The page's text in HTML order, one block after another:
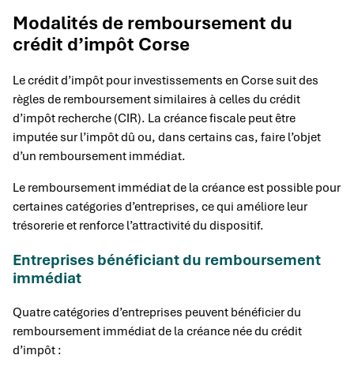
Modalités de remboursement du
crédit d’impôt Corse
Le crédit d’impôt pour investissements en Corse suit des
règles de remboursement similaires à celles du crédit
d’impôt recherche (CIR). La créance fiscale peut être
imputée sur l’impôt dû ou, dans certains cas, faire l’objet
d’un remboursement immédiat.
Le remboursement immédiat de la créance est possible pour
certaines catégories d’entreprises, ce qui améliore leur
trésorerie et renforce l’attractivité du dispositif.
Entreprises bénéficiant du remboursement
immédiat
Quatre catégories d’entreprises peuvent bénéficier du
remboursement immédiat de la créance née du crédit
d’impôt :